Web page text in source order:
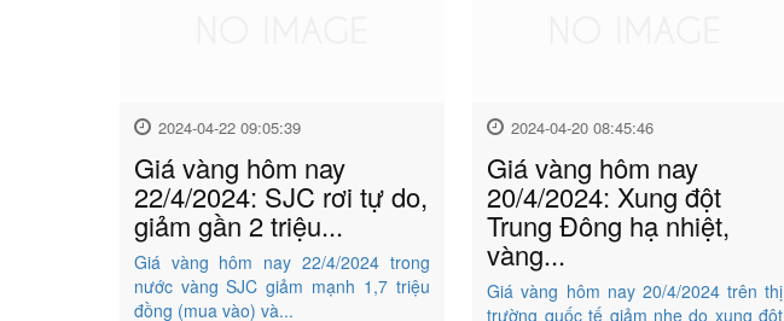
2024-04-22 09:05:39
Giá vàng hôm nay
22/4/2024: SJC rơi tự do,
giảm gần 2 triệu...
Giá vàng hôm nay 22/4/2024 trong
nước vàng SJC giảm mạnh 1,7 triệu
đồng (mua vào) và...
2024-04-20 08:45:46
Giá vàng hôm nay
20/4/2024: Xung đột
Trung Đông hạ nhiệt,
vàng...
Giá vàng hôm nay 20/4/2024 trên thị
trường quốc tế giảm nhẹ do xung đột